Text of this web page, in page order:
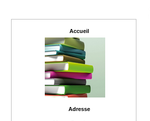
Accueil
Adresse